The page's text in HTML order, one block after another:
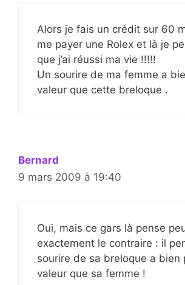
Alors je fais un crédit sur 60
me payer une Rolex et là je
que j’ai réussi ma vie !!!!!
Un sourire de ma femme a
valeur que cette breloque .
Bernard
9 mars 2009 à 19:40
Oui, mais ce gars là pense
exactement le contraire : il
sourire de sa breloque a bien
valeur que sa femme !